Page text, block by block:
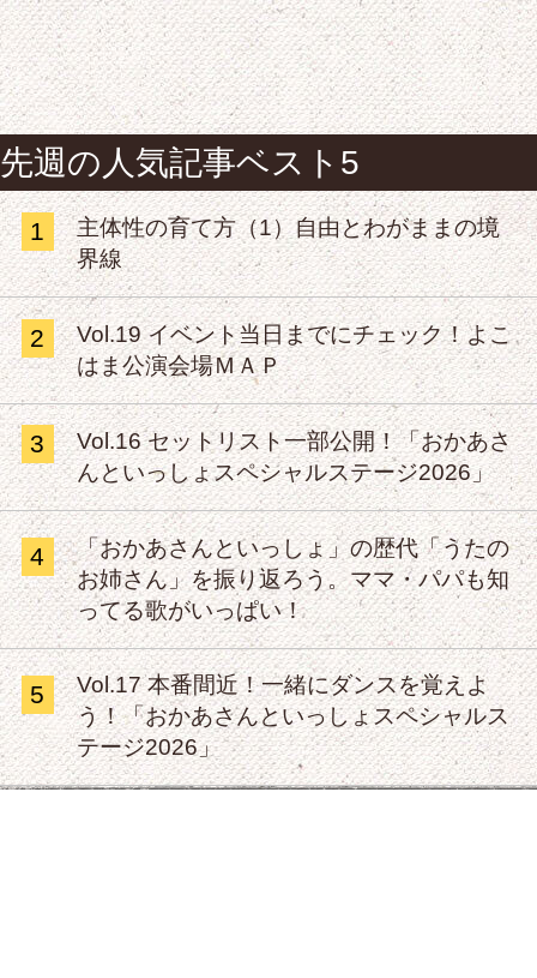
先週の人気記事ベスト5
1
主体性の育て方（1）自由とわがままの境
界線
2
Vol.19 イベント当日までにチェック！よこ
はま公演会場ＭＡＰ
3
Vol.16 セットリスト一部公開！「おかあさ
んといっしょスペシャルステージ2026」
4
「おかあさんといっしょ」の歴代「うたの
お姉さん」を振り返ろう。ママ・パパも知
ってる歌がいっぱい！
5
Vol.17 本番間近！一緒にダンスを覚えよ
う！「おかあさんといっしょスペシャルス
テージ2026」